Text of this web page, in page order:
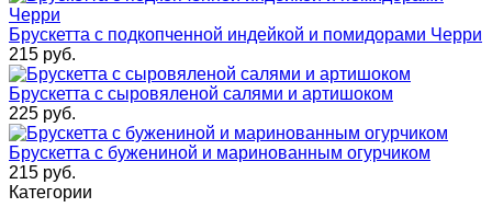
Брускетта с подкопченной индейкой и помидорами Черри
215 руб.
Брускетта с сыровяленой салями и артишоком
225 руб.
Брускетта с бужениной и маринованным огурчиком
215 руб.
Категории